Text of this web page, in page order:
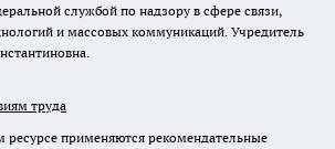
службой по надзору в сфере связи,
и массовых коммуникаций. Учредитель
труда
применяются рекомендательные